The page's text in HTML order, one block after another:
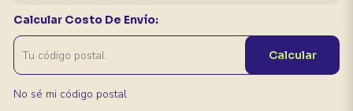
Calcular Costo De Envío:
Calcular
No sé mi código postal